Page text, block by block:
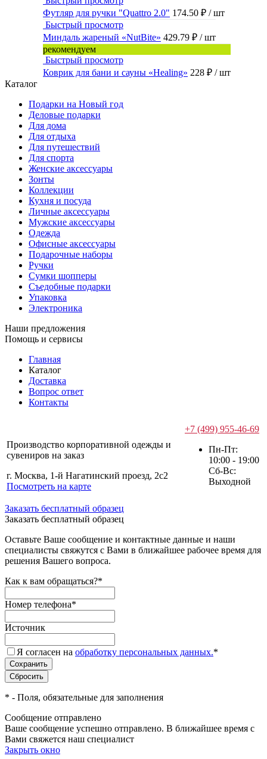
Футляр для ручки "Quattro 2.0" 174.50 ₽ / шт
Быстрый просмотр
Миндаль жареный «NutBite» 429.79 ₽ / шт
рекомендуем
Быстрый просмотр
Коврик для бани и сауны «Healing» 228 ₽ / шт
Каталог
Подарки на Новый год
Деловые подарки
Для дома
Для отдыха
Для путешествий
Для спорта
Женские аксессуары
Зонты
Коллекции
Кухня и посуда
Личные аксессуары
Мужские аксессуары
Одежда
Офисные аксессуары
Подарочные наборы
Ручки
Сумки шопперы
Съедобные подарки
Упаковка
Электроника
Наши предложения
Помощь и сервисы
Главная
Каталог
Доставка
Вопрос ответ
Контакты
Производство корпоративной одежды и
сувениров на заказ
г. Москва, 1-й Нагатинский проезд, 2с2
Посмотреть на карте
+7 (499) 955-46-69
Пн-Пт:
10:00 - 19:00
Сб-Вс:
Выходной
Заказать бесплатный образец
Заказать бесплатный образец
Оставьте Ваше сообщение и контактные данные и наши
специалисты свяжутся с Вами в ближайшее рабочее время для
решения Вашего вопроса.
Как к вам обращаться?*
Номер телефона*
Источник
Я согласен на обработку персональных данных.*
* - Поля, обязательные для заполнения
Сообщение отправлено
Ваше сообщение успешно отправлено. В ближайшее время с
Вами свяжется наш специалист
Закрыть окно